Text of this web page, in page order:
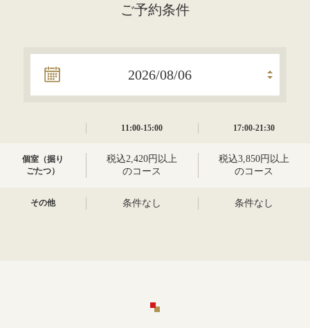
ご予約条件
11:00-15:00 17:00-21:30
個室（掘り
ごたつ）
税込2,420円以上
のコース
税込3,850円以上
のコース
その他 条件なし 条件なし